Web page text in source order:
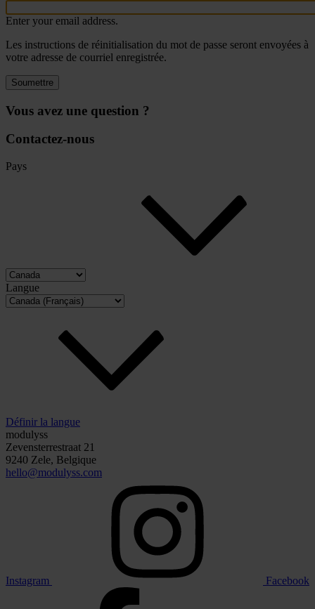
Enter your email address.
Les instructions de réinitialisation du mot de passe seront envoyées à
votre adresse de courriel enregistrée.
Soumettre
Vous avez une question ?
Contactez-nous
Pays
Langue
Définir la langue
modulyss
Zevensterrestraat 21
9240 Zele, Belgique
hello@modulyss.com
Instagram Facebook